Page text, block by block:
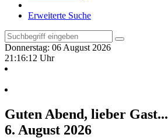
Erweiterte Suche
Donnerstag: 06 August 2026
21:16:12 Uhr
Guten Abend, lieber Gast...
6. August 2026